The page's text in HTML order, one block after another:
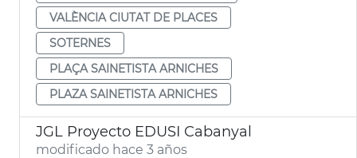
VALÈNCIA CIUTAT DE PLACES
SOTERNES
PLAÇA SAINETISTA ARNICHES
PLAZA SAINETISTA ARNICHES
JGL Proyecto EDUSI Cabanyal
modificado hace 3 años